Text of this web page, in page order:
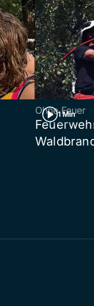
1 Min
Ohne Feuer